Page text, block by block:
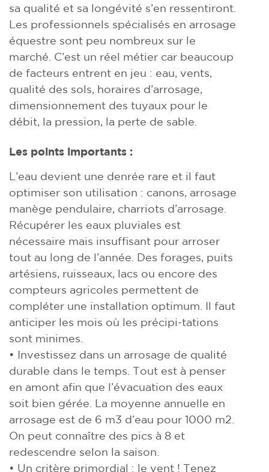
sa qualité et sa longévité s’en ressentiront.
Les professionnels spécialisés en arrosage
équestre sont peu nombreux sur le
marché. C’est un réel métier car beaucoup
de facteurs entrent en jeu : eau, vents,
qualité des sols, horaires d’arrosage,
dimensionnement des tuyaux pour le
débit, la pression, la perte de sable.
Les points importants :
L’eau devient une denrée rare et il faut
optimiser son utilisation : canons, arrosage
manège pendulaire, charriots d’arrosage.
Récupérer les eaux pluviales est
nécessaire mais insuffisant pour arroser
tout au long de l’année. Des forages, puits
artésiens, ruisseaux, lacs ou encore des
compteurs agricoles permettent de
compléter une installation optimum. Il faut
anticiper les mois où les précipi-tations
sont minimes.
• Investissez dans un arrosage de qualité
durable dans le temps. Tout est à penser
en amont afin que l’évacuation des eaux
soit bien gérée. La moyenne annuelle en
arrosage est de 6 m3 d’eau pour 1000 m2.
On peut connaître des pics à 8 et
redescendre selon la saison.
• Un critère primordial : le vent ! Tenez